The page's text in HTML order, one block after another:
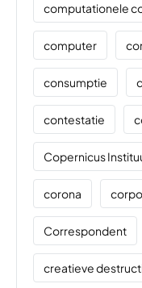
computationele
computer
consumptie
contestatie
Copernicus
corona
Correspondent
creatieve